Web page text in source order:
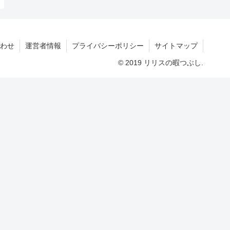
せ 運営者情報 プライバシーポリシー サイトマップ
© 2019 リリスの暇つぶし.